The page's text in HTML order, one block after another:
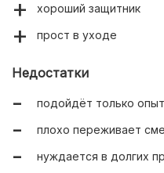
хороший защитник
прост в уходе
Недостатки
подойдёт только
плохо переживает
нуждается в долгих